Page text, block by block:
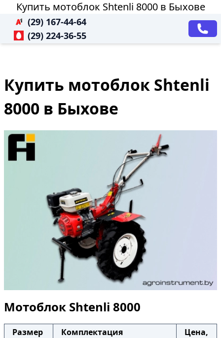
Купить мотоблок Shtenli 8000 в Быхове
(29) 167-44-64
(29) 224-36-55
Купить мотоблок Shtenli
8000 в Быхове
Мотоблок Shtenli 8000
Размер
Комплектация
Цена,